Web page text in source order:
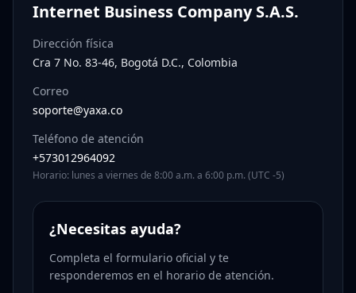
Internet Business Company S.A.S.
Dirección física
Cra 7 No. 83-46, Bogotá D.C., Colombia
Correo
soporte@yaxa.co
Teléfono de atención
+573012964092
Horario: lunes a viernes de 8:00 a.m. a 6:00 p.m. (UTC -5)
¿Necesitas ayuda?
Completa el formulario oficial y te
responderemos en el horario de atención.